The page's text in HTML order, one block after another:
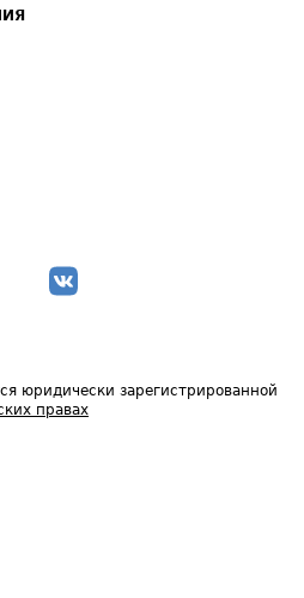
юридически зарегистрированной
правах